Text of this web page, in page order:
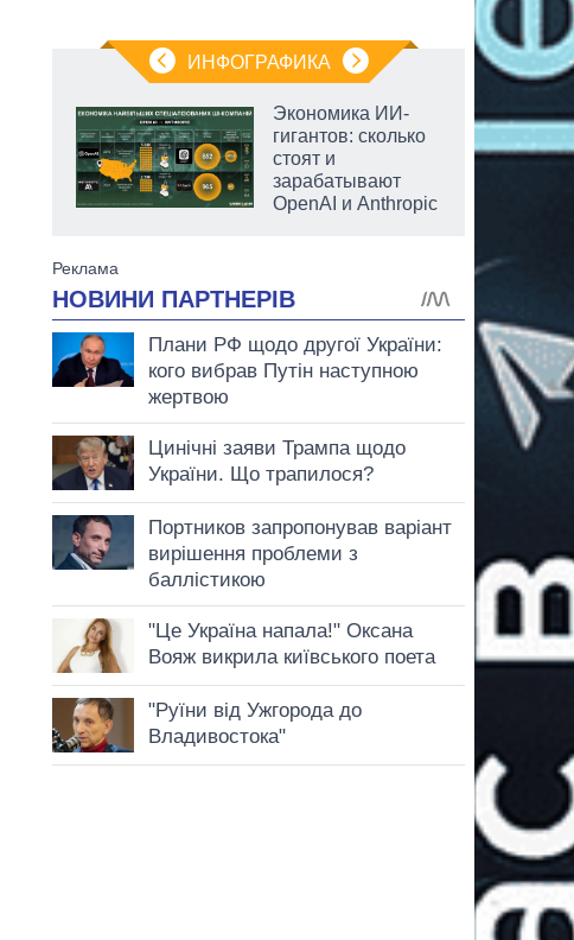
ИНФОГРАФИКА
Экономика ИИ-
гигантов: сколько
стоят и
зарабатывают
OpenAI и Anthropic